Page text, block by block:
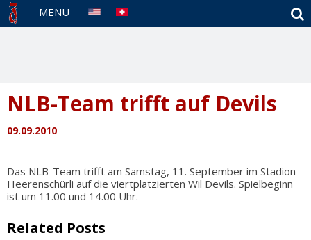
MENU
NLB-Team trifft auf Devils
09.09.2010
Das NLB-Team trifft am Samstag, 11. September im Stadion
Heerenschürli auf die viertplatzierten Wil Devils. Spielbeginn
ist um 11.00 und 14.00 Uhr.
Related Posts